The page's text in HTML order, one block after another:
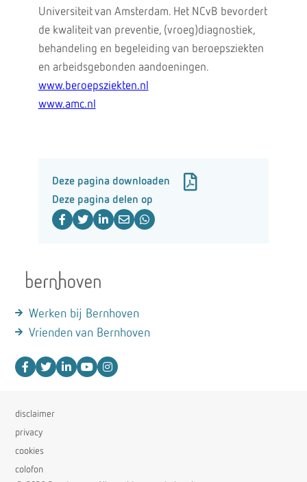
Universiteit van Amsterdam. Het NCvB bevordert
de kwaliteit van preventie, (vroeg)diagnostiek,
behandeling en begeleiding van beroepsziekten
en arbeidsgebonden aandoeningen.
www.beroepsziekten.nl
www.amc.nl
Deze pagina downloaden
Deze pagina delen op
Werken bij Bernhoven
Vrienden van Bernhoven
disclaimer
privacy
cookies
colofon